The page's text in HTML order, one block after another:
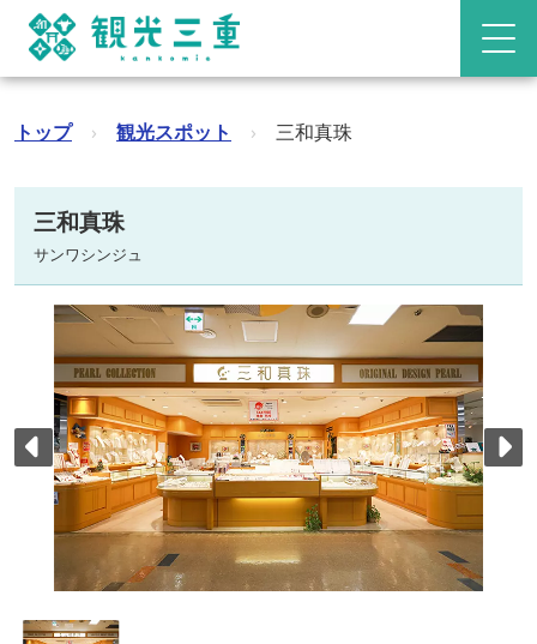
トップ › 観光スポット › 三和真珠
三和真珠
サンワシンジュ